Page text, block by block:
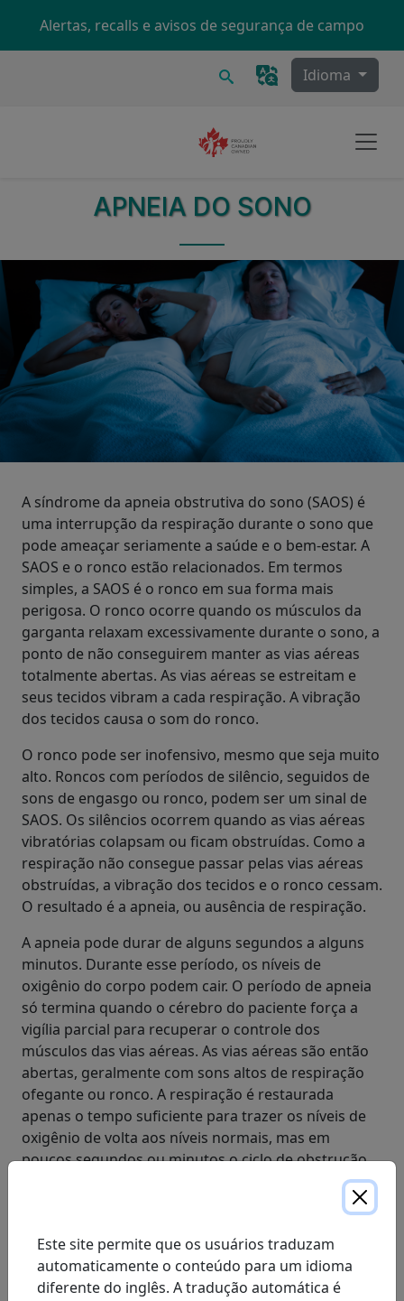
Alertas, recalls e avisos de segurança de campo
Procurar Idioma
APNEIA DO SONO
A síndrome da apneia obstrutiva do sono (SAOS) é
uma interrupção da respiração durante o sono que
pode ameaçar seriamente a saúde e o bem-estar. A
SAOS e o ronco estão relacionados. Em termos
simples, a SAOS é o ronco em sua forma mais
perigosa. O ronco ocorre quando os músculos da
garganta relaxam excessivamente durante o sono, a
ponto de não conseguirem manter as vias aéreas
totalmente abertas. As vias aéreas se estreitam e
seus tecidos vibram a cada respiração. A vibração
dos tecidos causa o som do ronco.
O ronco pode ser inofensivo, mesmo que seja muito
alto. Roncos com períodos de silêncio, seguidos de
sons de engasgo ou ronco, podem ser um sinal de
SAOS. Os silêncios ocorrem quando as vias aéreas
vibratórias colapsam ou ficam obstruídas. Como a
respiração não consegue passar pelas vias aéreas
obstruídas, a vibração dos tecidos e o ronco cessam.
O resultado é a apneia, ou ausência de respiração.
A apneia pode durar de alguns segundos a alguns
minutos. Durante esse período, os níveis de
oxigênio do corpo podem cair. O período de apneia
só termina quando o cérebro do paciente força a
vigília parcial para recuperar o controle dos
músculos das vias aéreas. As vias aéreas são então
abertas, geralmente com sons altos de respiração
ofegante ou ronco. A respiração é restaurada
apenas o tempo suficiente para trazer os níveis de
oxigênio de volta aos níveis normais, mas em
poucos segundos ou minutos o ciclo de obstrução,
apneia e despertar parcial se repete. Esse ciclo pode
se repetir de dezenas a centenas de vezes a cada
respiratórias.
Este site permite que os usuários traduzam
automaticamente o conteúdo para um idioma
diferente do inglês. A tradução automática é